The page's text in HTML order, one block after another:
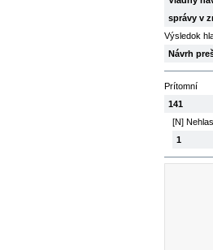
správy v
Výsledok
Návrh
Prítomní
141
[N]
1